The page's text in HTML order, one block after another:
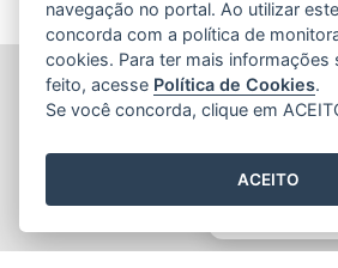
Olá! Sou a
como posso te
FUNDAÇÃO DE AMPARO À
ESPÍRITO SANTO
CEP: 29066-380 -
Tel.: 27 3636 1850
navegação no portal. Ao utilizar
concorda com a política de
cookies. Para ter mais
feito, acesse Política de Cookies.
Se você concorda, clique em
ACEITO